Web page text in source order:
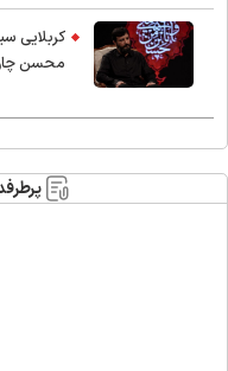
کربلایی
محسن